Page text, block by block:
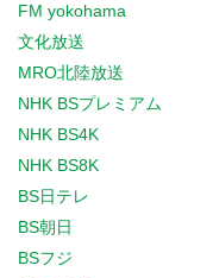
FM yokohama
文化放送
MRO北陸放送
NHK BSプレミアム
NHK BS4K
NHK BS8K
BS日テレ
BS朝日
BSフジ